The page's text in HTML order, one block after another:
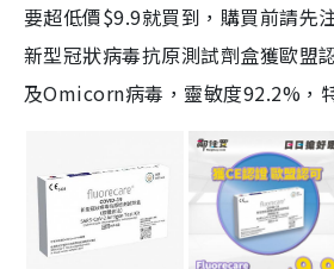
要超低價$9.9就買到，購買前請先
新型冠狀病毒抗原測試劑盒獲歐盟
及Omicorn病毒，靈敏度92.2%，